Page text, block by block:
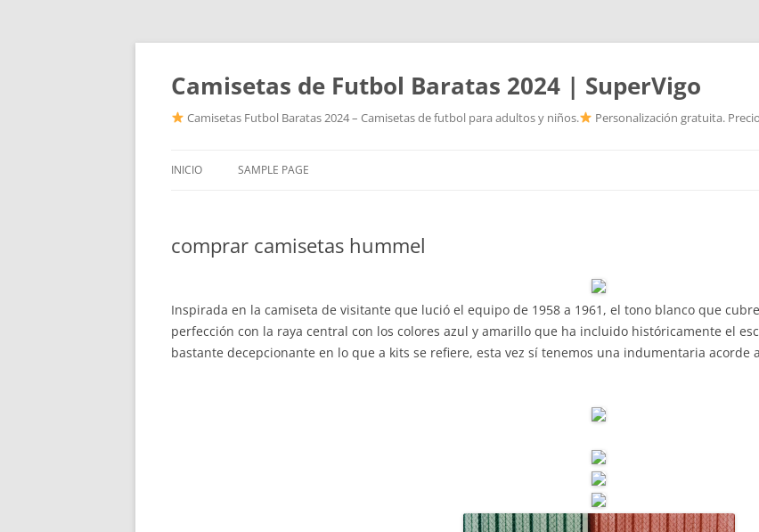
Camisetas de Futbol Baratas 2024 | SuperVigo
Camisetas Futbol Baratas 2024 – Camisetas de futbol para adultos y niños. Personalización gratuita.
INICIO SAMPLE PAGE
comprar camisetas hummel
Inspirada en la camiseta de visitante que lució el equipo de 1958 a 1961, el tono blanco que
perfección con la raya central con los colores azul y amarillo que ha incluido históricamente el
bastante decepcionante en lo que a kits se refiere, esta vez sí tenemos una indumentaria